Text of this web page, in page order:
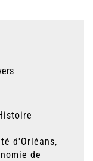
d'Orléans,
de